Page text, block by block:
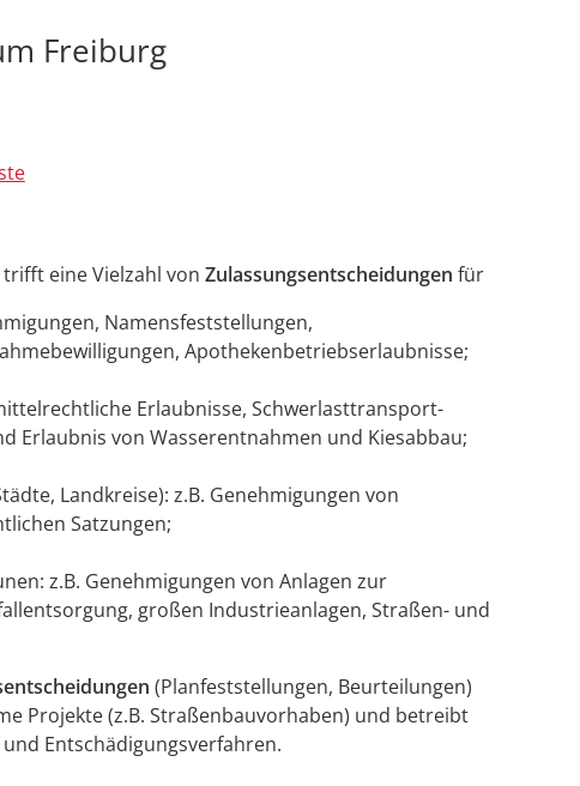
Freiburg
trifft eine Vielzahl von Zulassungsentscheidungen für
Namensfeststellungen,
Apothekenbetriebserlaubnisse;
Erlaubnisse, Schwerlasttransport-
Erlaubnis von Wasserentnahmen und Kiesabbau;
Landkreise): z.B. Genehmigungen von
Satzungen;
z.B. Genehmigungen von Anlagen zur
großen Industrieanlagen, Straßen- und
(Planfeststellungen, Beurteilungen)
Projekte (z.B. Straßenbauvorhaben) und betreibt
Entschädigungsverfahren.